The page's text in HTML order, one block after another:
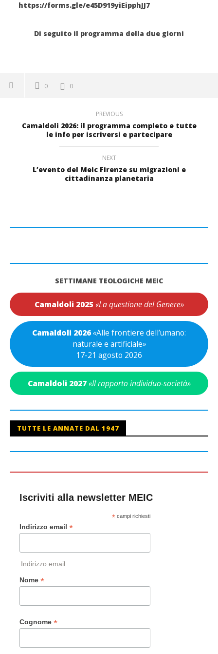
https://forms.gle/e45D919yiEipphJJ7
Di seguito il programma della due giorni
0 0
PREVIOUS
Camaldoli 2026: il programma completo e tutte
le info per iscriversi e partecipare
NEXT
L’evento del Meic Firenze su migrazioni e
cittadinanza planetaria
SETTIMANE TEOLOGICHE MEIC
Camaldoli 2025 «La questione del Genere»
Camaldoli 2026«Alle frontiere dell’umano:
naturale e artificiale»
17-21 agosto 2026
Camaldoli 2027 «Il rapporto individuo-società»
TUTTE LE ANNATE DAL 1947
Iscriviti alla newsletter MEIC
*campi richiesti
Indirizzo email *
Indirizzo email
Nome *
Cognome *